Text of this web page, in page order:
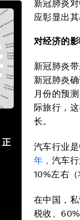
正
新冠肺炎
应彰显出
对经济的
新冠肺炎
新冠肺炎
月份的预
际旅行，
长。
汽车行业
年， 汽车
10%左右
在中国，
税收、